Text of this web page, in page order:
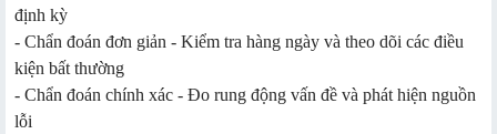
định kỳ
- Chẩn đoán đơn giản - Kiểm tra hàng ngày và theo dõi các điều
kiện bất thường
- Chẩn đoán chính xác - Đo rung động vấn đề và phát hiện nguồn
lỗi